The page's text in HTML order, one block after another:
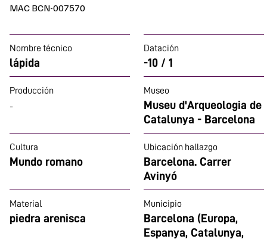
MAC BCN-007570
Nombre técnico
lápida
Datación
-10 / 1
Producción
-
Museo
Museu d'Arqueologia de
Catalunya - Barcelona
Cultura
Mundo romano
Ubicación hallazgo
Barcelona. Carrer
Avinyó
Material
piedra arenisca
Municipio
Barcelona (Europa,
Espanya, Catalunya,